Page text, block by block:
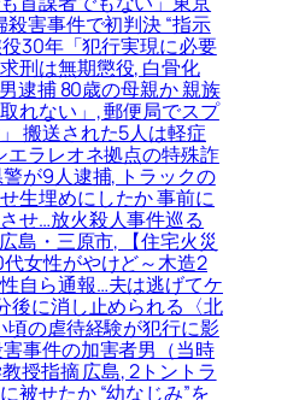
害事件で初判決 “指示
役30年「犯行実現に必要
刑は無期懲役, 白骨化
逮捕 80歳の母親か 親族
れない」, 郵便局でスプ
搬送された5人は軽症
エラレオネ拠点の特殊詐
が9人逮捕, トラックの
生埋めにしたか 事前に
せ…放火殺人事件巡る
島・三原市, 【住宅火災
女性がやけど～木造2
自ら通報…夫は逃げてケ
後に消し止められる〈北
頃の虐待経験が犯行に影
事件の加害者男（当時
授指摘 広島, 2トントラ
被せたか “幼なじみ”を